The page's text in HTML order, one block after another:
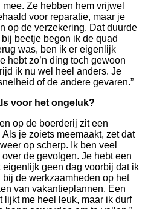
Ze hebben hem vrijwel
voor reparatie, maar je
op de verzekering. Dat duurde
beetje begon ik de quad
was, ben ik er eigenlijk
hebt zo’n ding toch gewoon
ik nu wel heel anders. Je
of de andere gevaren.”
voor het ongeluk?
op de boerderij zit een
je zoiets meemaakt, zet dat
op scherp. Ik ben veel
de gevolgen. Je hebt een
eigenlijk geen dag voorbij dat ik
de werkzaamheden op het
van vakantieplannen. Een
me heel leuk, maar ik durf